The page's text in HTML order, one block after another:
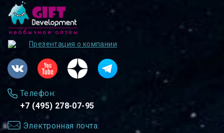
Презентация о компании
Телефон:
+7 (495) 278-07-95
Электронная почта: